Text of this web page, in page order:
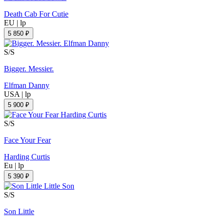
Death Cab For Cutie
EU | lp
5 850 ₽
S/S
Bigger. Messier.
Elfman Danny
USA | lp
5 900 ₽
S/S
Face Your Fear
Harding Curtis
Eu | lp
5 390 ₽
S/S
Son Little